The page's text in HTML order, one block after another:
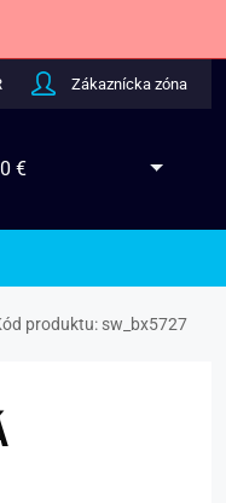
Zákaznícka zóna
€
produktu: sw_bx5727